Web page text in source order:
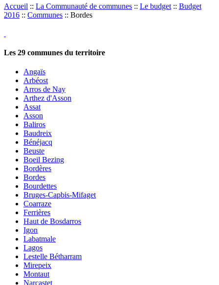
Accueil :: La Communauté de communes :: Le budget :: Budget
2016 :: Communes :: Bordes
Les 29 communes du territoire
Angaïs
Arbéost
Arros de Nay
Arthez d'Asson
Assat
Asson
Baliros
Baudreix
Bénéjacq
Beuste
Boeil Bezing
Bordères
Bordes
Bourdettes
Bruges-Capbis-Mifaget
Coarraze
Ferrières
Haut de Bosdarros
Igon
Labatmale
Lagos
Lestelle Bétharram
Mirepeix
Montaut
Narcastet